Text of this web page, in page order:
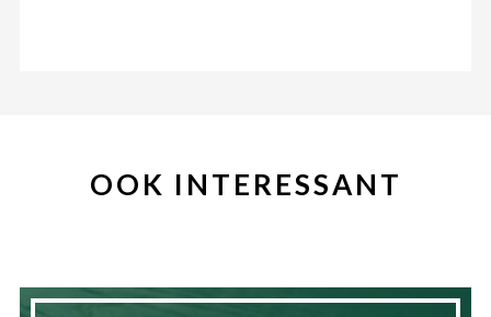
OOK INTERESSANT